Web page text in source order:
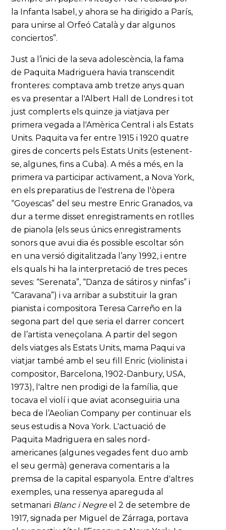
la Infanta Isabel, y ahora se ha dirigido a París,
para unirse al Orfeó Català y dar algunos
conciertos”.
Just a l’inici de la seva adolescència, la fama
de Paquita Madriguera havia transcendit
fronteres: comptava amb tretze anys quan
es va presentar a l'Albert Hall de Londres i tot
just complerts els quinze ja viatjava per
primera vegada a l'Amèrica Central i als Estats
Units. Paquita va fer entre 1915 i 1920 quatre
gires de concerts pels Estats Units (estenent-
se, algunes, fins a Cuba). A més a més, en la
primera va participar activament, a Nova York,
en els preparatius de l'estrena de l'òpera
“Goyescas” del seu mestre Enric Granados, va
dur a terme disset enregistraments en rotlles
de pianola (els seus únics enregistraments
sonors que avui dia és possible escoltar són
en una versió digitalitzada l’any 1992, i entre
els quals hi ha la interpretació de tres peces
seves: “Serenata”, “Danza de sátiros y ninfas” i
“Caravana”) i va arribar a substituir la gran
pianista i compositora Teresa Carreño en la
segona part del que seria el darrer concert
de l’artista veneçolana. A partir del segon
dels viatges als Estats Units, mama Paqui va
viatjar també amb el seu fill Enric (violinista i
compositor, Barcelona, 1902-Danbury, USA,
1973), l'altre nen prodigi de la família, que
tocava el violí i que aviat aconseguiria una
beca de l’Aeolian Company per continuar els
seus estudis a Nova York. L'actuació de
Paquita Madriguera en sales nord-
americanes (algunes vegades fent duo amb
el seu germà) generava comentaris a la
premsa de la capital espanyola. Entre d'altres
exemples, una ressenya apareguda al
setmanari Blanc i Negreel 2 de setembre de
1917, signada per Miguel de Zárraga, portava